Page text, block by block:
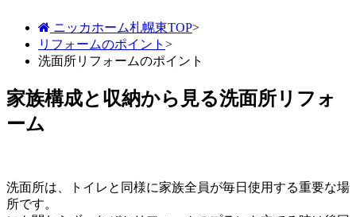
ニッカホーム札幌東TOP>
リフォームのポイント >
洗面所リフォームのポイント
家族構成と収納から見る洗面所リフォ
ーム
洗面所は、トイレと同様に家族全員が毎日使用する重要な場
所です。